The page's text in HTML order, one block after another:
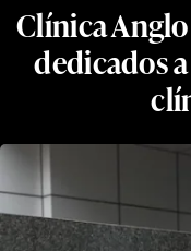
Clínica
dedicados